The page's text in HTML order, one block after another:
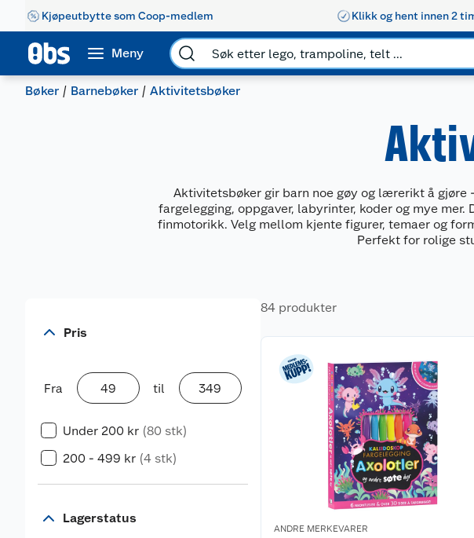
Kjøpeutbytte som Coop-medlem Klikk og hent innen 2
Meny
Bøker Barnebøker Aktivitetsbøker
Aktivitetsbøker gir barn noe gøy og lærerikt å gjøre
fargelegging, oppgaver, labyrinter, koder og mye
finmotorikk. Velg mellom kjente figurer, temaer og
Perfekt for rolige
Pris
Fra til
Under 200 kr (80 stk)
200 - 499 kr (4 stk)
Lagerstatus
84 produkter
ANDRE MERKEVARER